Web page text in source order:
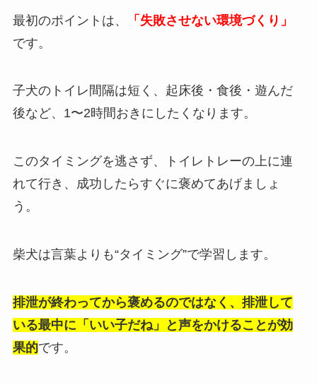
最初のポイントは、
「失敗させない環境づくり」
です。
子犬のトイレ間隔は短く、起床後・食後・遊んだ
後など、1〜2時間おきにしたくなります。
このタイミングを逃さず、トイレトレーの上に連
れて行き、成功したらすぐに褒めてあげましょ
う。
柴犬は言葉よりも“タイミング”で学習します。
排泄が終わってから褒めるのではなく、排泄して
いる最中に「いい子だね」と声をかけることが効
果的です。